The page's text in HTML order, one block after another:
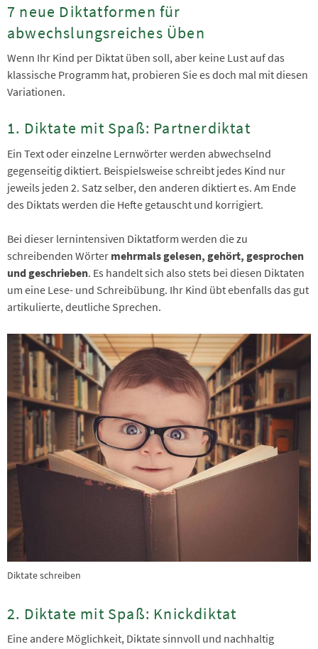
7 neue Diktatformen für
abwechslungsreiches Üben
Wenn Ihr Kind per Diktat üben soll, aber keine Lust auf das
klassische Programm hat, probieren Sie es doch mal mit diesen
Variationen.
1. Diktate mit Spaß: Partnerdiktat
Ein Text oder einzelne Lernwörter werden abwechselnd
gegenseitig diktiert. Beispielsweise schreibt jedes Kind nur
jeweils jeden 2. Satz selber, den anderen diktiert es. Am Ende
des Diktats werden die Hefte getauscht und korrigiert.
Bei dieser lernintensiven Diktatform werden die zu
schreibenden Wörter mehrmals gelesen, gehört, gesprochen
und geschrieben. Es handelt sich also stets bei diesen Diktaten
um eine Lese- und Schreibübung. Ihr Kind übt ebenfalls das gut
artikulierte, deutliche Sprechen.
Diktate schreiben
2. Diktate mit Spaß: Knickdiktat
Eine andere Möglichkeit, Diktate sinnvoll und nachhaltig